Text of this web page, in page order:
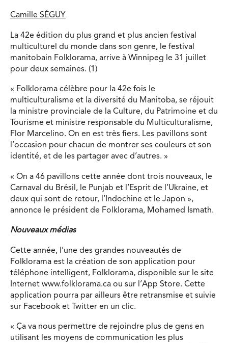
Camille SÉGUY
La 42e édition du plus grand et plus ancien festival
multiculturel du monde dans son genre, le festival
manitobain Folklorama, arrive à Winnipeg le 31 juillet
pour deux semaines. (1)
« Folklorama célèbre pour la 42e fois le
multiculturalisme et la diversité du Manitoba, se réjouit
la ministre provinciale de la Culture, du Patrimoine et du
Tourisme et ministre responsable du Multiculturalisme,
Flor Marcelino. On en est très fiers. Les pavillons sont
l’occasion pour chacun de montrer ses couleurs et son
identité, et de les partager avec d’autres. »
« On a 46 pavillons cette année dont trois nouveaux, le
Carnaval du Brésil, le Punjab et l’Esprit de l’Ukraine, et
deux qui sont de retour, l’Indochine et le Japon »,
annonce le président de Folklorama, Mohamed Ismath.
Nouveaux médias
Cette année, l’une des grandes nouveautés de
Folklorama est la création de son application pour
téléphone intelligent, Folklorama, disponible sur le site
Internet www.folklorama.ca ou sur l’App Store. Cette
application pourra par ailleurs être retransmise et suivie
sur Facebook et Twitter en un clic.
« Ça va nous permettre de rejoindre plus de gens en
utilisant les moyens de communication les plus